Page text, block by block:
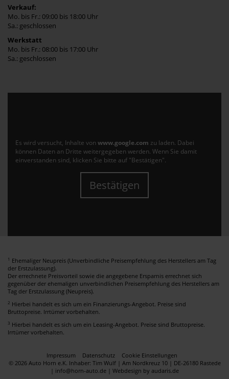
Verkauf:
Mo. bis Fr.: 09:00 bis 18:00 Uhr
Sa.: geschlossen
Werkstatt
Mo. bis Fr.: 08:00 bis 17:00 Uhr
Sa.: geschlossen
Es wird versucht, Inhalte von www.google.com zu laden. Dabei
können Daten an Dritte weitergegeben werden. Wenn Sie damit
einverstanden sind, klicken Sie bitte auf "Bestätigen".
Bestätigen
1 Ehemaliger Neupreis (Unverbindliche Preisempfehlung des Herstellers am Tag
der Erstzulassung).
Der errechnete Preisvorteil sowie die angegebene Ersparnis errechnet sich
gegenüber der ehemaligen unverbindlichen Preisempfehlung des Herstellers am
Tag der Erstzulassung (Neupreis).
2 Hierbei handelt es sich um ein Finanzierungs-Angebot. Preise sind
Bruttopreise. Irrtümer vorbehalten.
3 Hierbei handelt es sich um ein Leasing-Angebot. Preise sind Bruttopreise.
Irrtümer vorbehalten.
Impressum Datenschutz
Cookie Einstellungen
© 2026 Auto Horn e.K. Inhaber: Tim Wulf | Am Nordkreuz 10 | DE-26180 Rastede
| info@horn-auto.de | Webdesign by audaris.de